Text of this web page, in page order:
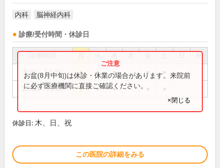
内科 脳神経内科
診療/受付時間・休診日
祝
9:00～13:30 ● ● ● ●
15:00～19:00 ● ● ●
お盆(8月中旬)は休診・休業の場合があります。来院前
に必ず医療機関に直接ご確認ください。
×閉じる
休診日: 木、日、祝
この医院の詳細をみる